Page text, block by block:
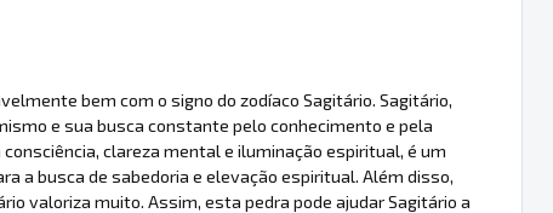
bem com o signo do zodíaco Sagitário. Sagitário,
e sua busca constante pelo conhecimento e pela
clareza mental e iluminação espiritual, é um
a busca de sabedoria e elevação espiritual. Além disso,
valoriza muito. Assim, esta pedra pode ajudar Sagitário a